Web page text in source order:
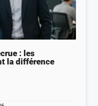
: les
la différence